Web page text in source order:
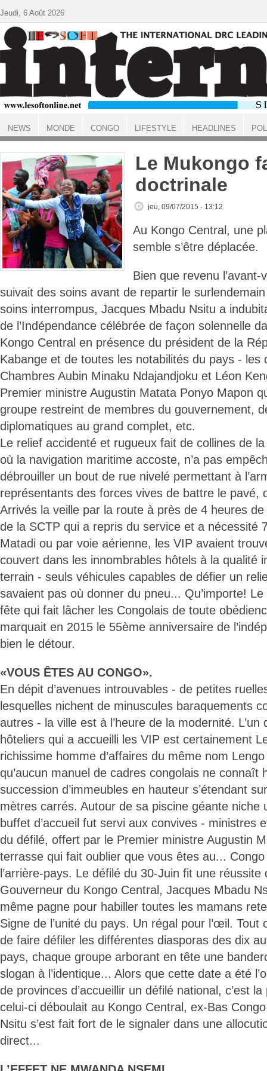
ACCUEIL
Le Mukongo
doctrinale
jeu, 09/07/2015 - 13:12
Au Kongo Central, une
semble s’être déplacée.
Bien que revenu l’avant-
suivait des soins avant de repartir le
soins interrompus, Jacques Mbadu Nsitu a
de l’Indépendance célébrée de façon solennelle
Kongo Central en présence du président de la
Kabange et de toutes les notabilités du pays - les
Chambres Aubin Minaku Ndajandjoku et Léon
Premier ministre Augustin Matata Ponyo Mapon
groupe restreint de membres du gouvernement,
diplomatiques au grand complet, etc.
Le relief accidenté et rugueux fait de collines de
où la navigation maritime accoste, n’a pas
débrouiller un bout de rue nivelé permettant à
représentants des forces vives de battre le pavé,
Arrivés la veille par la route à près de 4 heures
de la SCTP qui a repris du service et a nécessité
Matadi ou par voie aérienne, les VIP avaient
couvert dans les innombrables hôtels à la qualité
terrain - seuls véhicules capables de défier un
savaient pas où donner du pneu... Qu’importe!
fête qui fait lâcher les Congolais de toute
marquait en 2015 le 55ème anniversaire de
bien le détour.
«VOUS ÊTES AU CONGO».
En dépit d’avenues introuvables - de petites
lesquelles nichent de minuscules baraquements
autres - la ville est à l’heure de la modernité. L’un
hôteliers qui a accueilli les VIP est certainement
richissime homme d’affaires du même nom
qu’aucun manuel de cadres congolais ne connaît
succession d’immeubles en hauteur s’étendant
mètres carrés. Autour de sa piscine géante niche
buffet d’accueil fut servi aux convives - ministres
du défilé, offert par le Premier ministre Augustin
terrasse qui fait oublier que vous êtes au...
l’arrière-pays. Le défilé du 30-Juin fit une réussite
Gouverneur du Kongo Central, Jacques Mbadu
même pagne pour habiller toutes les mamans
Signe de l’unité du pays. Un régal pour l’œil. Tout
de faire défiler les différentes diasporas des dix
pays, chaque groupe arborant en tête une
slogan à l’identique... Alors que cette date a été
de provinces d’accueillir un défilé national, c’est
celui-ci déboulait au Kongo Central, ex-Bas
Nsitu s’est fait fort de le signaler dans une
direct...
Jeudi, 6 Août 2026
NEWS MONDE CONGO LIFESTYLE HEADLINES